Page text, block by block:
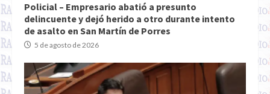
Policial – Empresario abatió a presunto
delincuente y dejó herido a otro durante intento
de asalto en San Martín de Porres
5 de agosto de 2026